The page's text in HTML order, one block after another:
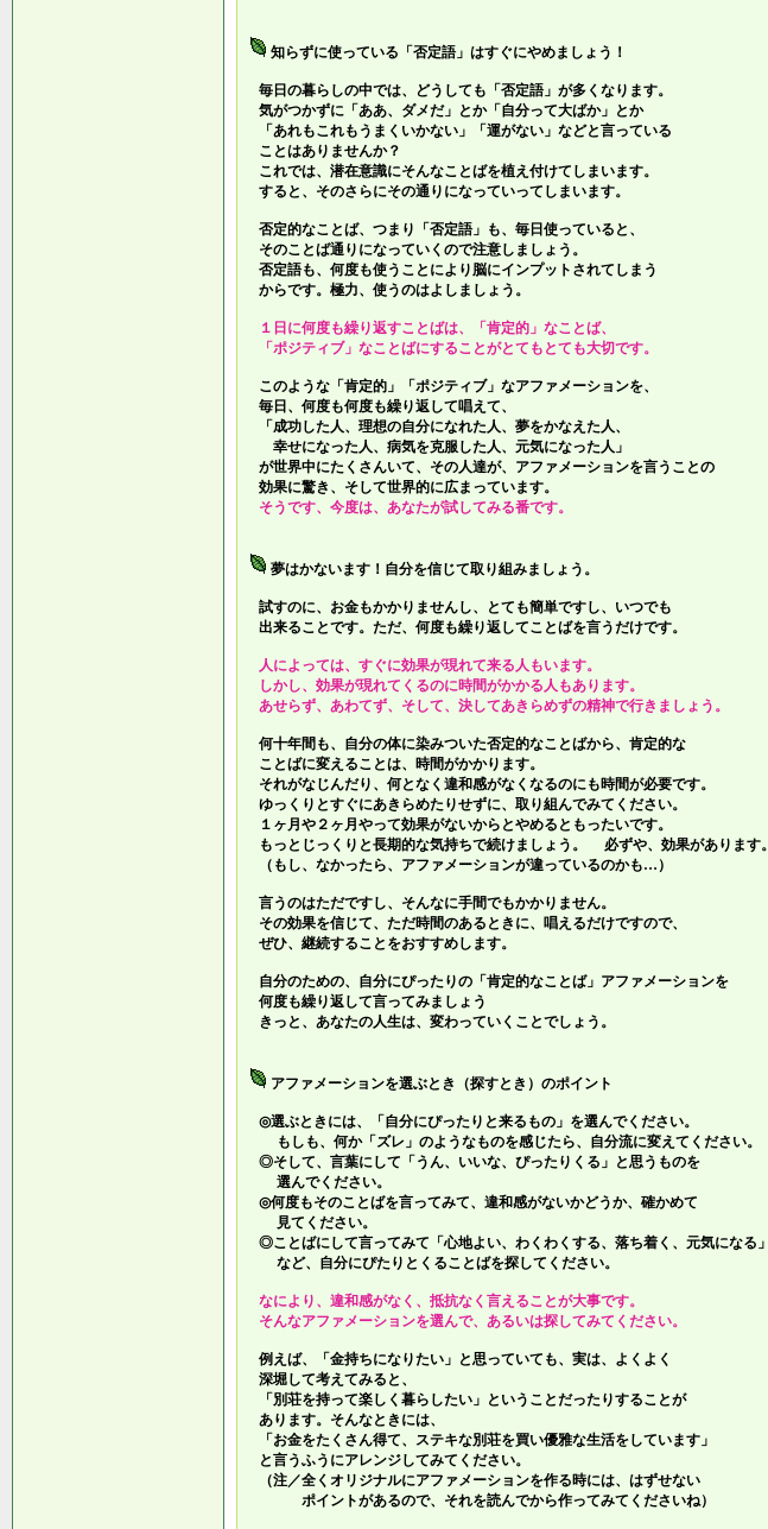
知らずに使っている「否定語」はすぐにやめましょう！
毎日の暮らしの中では、どうしても「否定語」が多くなります。
気がつかずに「ああ、ダメだ」とか「自分って大ばか」とか
「あれもこれもうまくいかない」「運がない」などと言っている
ことはありませんか？
これでは、潜在意識にそんなことばを植え付けてしまいます。
すると、そのさらにその通りになっていってしまいます。
否定的なことば、つまり「否定語」も、毎日使っていると、
そのことば通りになっていくので注意しましょう。
否定語も、何度も使うことにより脳にインプットされてしまう
からです。極力、使うのはよしましょう。
１日に何度も繰り返すことばは、「肯定的」なことば、
「ポジティブ」なことばにすることがとてもとても大切です。
このような「肯定的」「ポジティブ」なアファメーションを、
毎日、何度も何度も繰り返して唱えて、
「成功した人、理想の自分になれた人、夢をかなえた人、
幸せになった人、病気を克服した人、元気になった人」
が世界中にたくさんいて、その人達が、アファメーションを言うことの
効果に驚き、そして世界的に広まっています。
そうです、今度は、あなたが試してみる番です。
夢はかないます！自分を信じて取り組みましょう。
試すのに、お金もかかりませんし、とても簡単ですし、いつでも
出来ることです。ただ、何度も繰り返してことばを言うだけです。
人によっては、すぐに効果が現れて来る人もいます。
しかし、効果が現れてくるのに時間がかかる人もあります。
あせらず、あわてず、そして、決してあきらめずの精神で行きましょう。
何十年間も、自分の体に染みついた否定的なことばから、肯定的な
ことばに変えることは、時間がかかります。
それがなじんだり、何となく違和感がなくなるのにも時間が必要です。
ゆっくりとすぐにあきらめたりせずに、取り組んでみてください。
１ヶ月や２ヶ月やって効果がないからとやめるともったいです。
もっとじっくりと長期的な気持ちで続けましょう。 必ずや、効果があります。
（もし、なかったら、アファメーションが違っているのかも…）
言うのはただですし、そんなに手間でもかかりません。
その効果を信じて、ただ時間のあるときに、唱えるだけですので、
ぜひ、継続することをおすすめします。
自分のための、自分にぴったりの「肯定的なことば」アファメーションを
何度も繰り返して言ってみましょう
きっと、あなたの人生は、変わっていくことでしょう。
アファメーションを選ぶとき（探すとき）のポイント
◎選ぶときには、「自分にぴったりと来るもの」を選んでください。
もしも、何か「ズレ」のようなものを感じたら、自分流に変えてください。
◎そして、言葉にして「うん、いいな、ぴったりくる」と思うものを
選んでください。
◎何度もそのことばを言ってみて、違和感がないかどうか、確かめて
見てください。
◎ことばにして言ってみて「心地よい、わくわくする、落ち着く、元気になる」
など、自分にぴたりとくることばを探してください。
なにより、違和感がなく、抵抗なく言えることが大事です。
そんなアファメーションを選んで、あるいは探してみてください。
例えば、「金持ちになりたい」と思っていても、実は、よくよく
深堀して考えてみると、
「別荘を持って楽しく暮らしたい」ということだったりすることが
あります。そんなときには、
「お金をたくさん得て、ステキな別荘を買い優雅な生活をしています」
と言うふうにアレンジしてみてください。
（注／全くオリジナルにアファメーションを作る時には、はずせない
ポイントがあるので、それを読んでから作ってみてくださいね）